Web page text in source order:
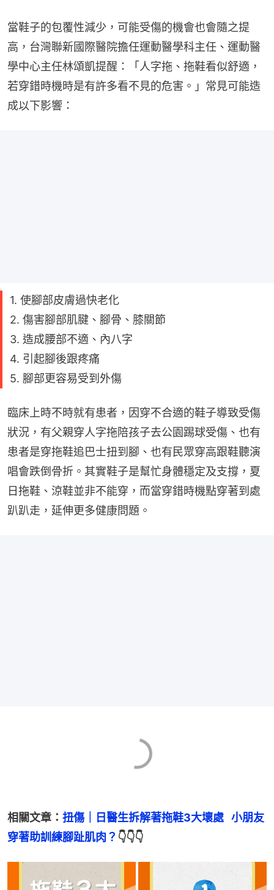
當鞋子的包覆性減少，可能受傷的機會也會隨之提
高，台灣聯新國際醫院擔任運動醫學科主任、運動醫
學中心主任林頌凱提醒：「人字拖、拖鞋看似舒適，
若穿錯時機時是有許多看不見的危害。」常見可能造
成以下影響：
1. 使腳部皮膚過快老化
2. 傷害腳部肌腱、腳骨、膝關節
3. 造成腰部不適、內八字
4. 引起腳後跟疼痛
5. 腳部更容易受到外傷
臨床上時不時就有患者，因穿不合適的鞋子導致受傷
狀況，有父親穿人字拖陪孩子去公園踢球受傷、也有
患者是穿拖鞋追巴士扭到腳、也有民眾穿高跟鞋聽演
唱會跌倒骨折。其實鞋子是幫忙身體穩定及支撐，夏
日拖鞋、涼鞋並非不能穿，而當穿錯時機點穿著到處
趴趴走，延伸更多健康問題。
相關文章： 扭傷｜日醫生拆解著拖鞋3大壞處   小朋友
穿著助訓練腳趾肌肉？ 👇👇👇